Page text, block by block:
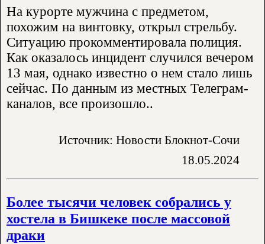
На курорте мужчина с предметом,
похожим на винтовку, открыл стрельбу.
Ситуацию прокомментировала полиция.
Как оказалось инцидент случился вечером
13 мая, однако известно о нем стало лишь
сейчас. По данным из местных Телеграм-
каналов, все произошло..
Источник: Новости Блокнот-Сочи
18.05.2024
Более тысячи человек собрались у
хостела в Бишкеке после массовой
драки